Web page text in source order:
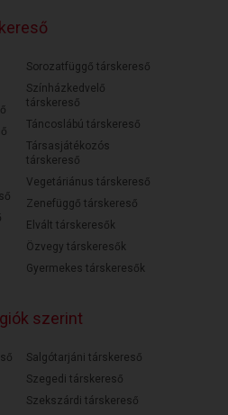
Sorozatfüggő társkereső
Színházkedvelő
társkereső
Táncoslábú társkereső
Társasjátékozós
társkereső
Vegetáriánus társkereső
Zenefüggő társkereső
Elvált társkeresők
Özvegy társkeresők
Gyermekes társkeresők
szerint
Salgótarjáni társkereső
Szegedi társkereső
Szekszárdi társkereső